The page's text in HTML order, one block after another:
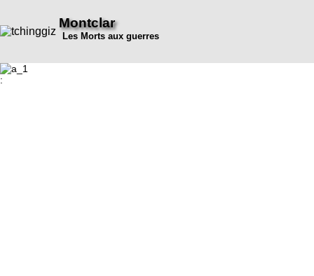
Montclar
Les Morts aux guerres
: